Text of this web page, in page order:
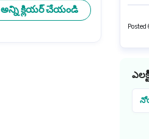
అన్ని క్లియర్ చేయండి
Posted